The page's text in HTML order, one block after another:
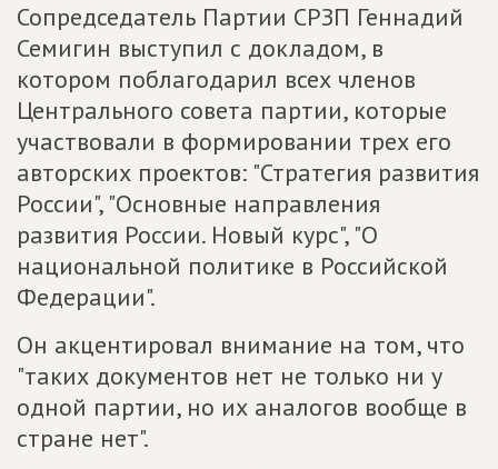
Сопредседатель Партии СРЗП Геннадий
Семигин выступил с докладом, в
котором поблагодарил всех членов
Центрального совета партии, которые
участвовали в формировании трех его
авторских проектов: "Стратегия развития
России", "Основные направления
развития России. Новый курс", "О
национальной политике в Российской
Федерации".
Он акцентировал внимание на том, что
"таких документов нет не только ни у
одной партии, но их аналогов вообще в
стране нет".